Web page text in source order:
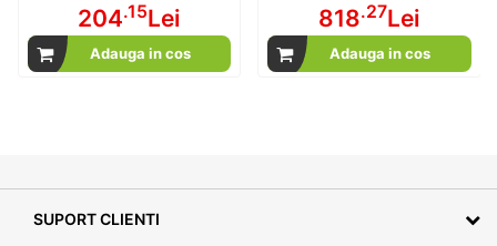
204.15Lei
Adauga in cos
818.27Lei
Adauga in cos
SUPORT CLIENTI